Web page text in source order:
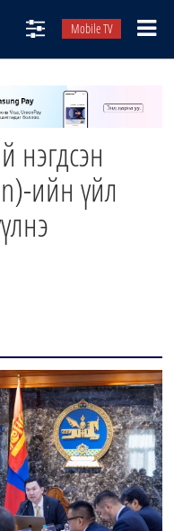
Mobile TV
нэгдсэн
ийн үйл